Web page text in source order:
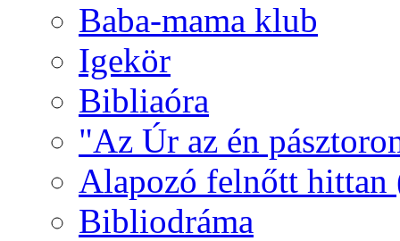
Baba-mama klub
Igekör
Bibliaóra
"Az Úr az én
Alapozó felnőtt hittan
Bibliodráma